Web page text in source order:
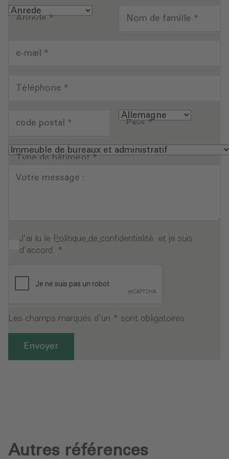
Anrede* Nom de famille *
e-mail *
Téléphone *
code postal * Pays*
Type de bâtiment*
Votre message :
J'ai lu le Politique de confidentialité et je suis
d'accord. *
Les champs marqués d'un * sont obligatoires.
Envoyer
Autres références